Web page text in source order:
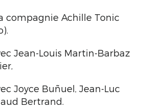
compagnie Achille Tonic
Jean-Louis Martin-Barbaz
Joyce Buñuel, Jean-Luc
Bertrand.